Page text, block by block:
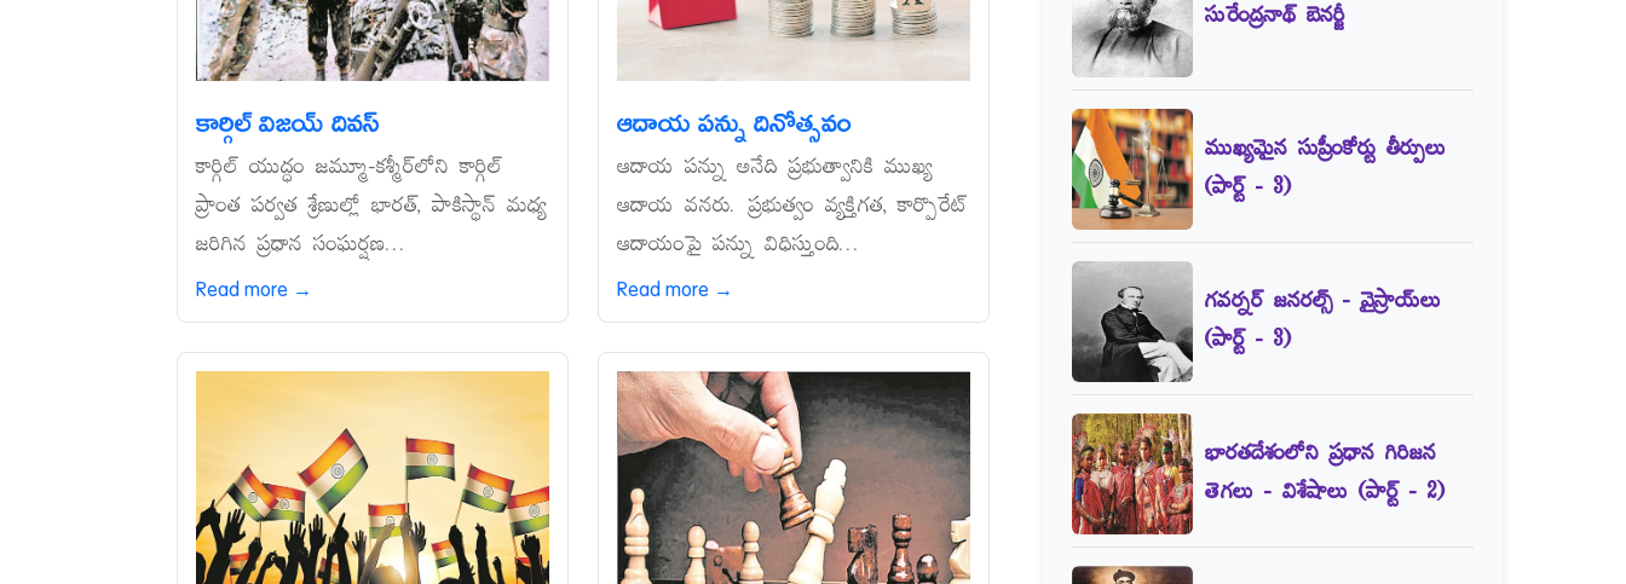
కార్గిల్‌ విజయ్‌ దివస్‌
కార్గిల్‌ యుద్ధం జమ్మూ-కశ్మీర్‌లోని కార్గిల్‌
ప్రాంత పర్వత శ్రేణుల్లో భారత్, పాకిస్థాన్‌ మధ్య
జరిగిన ప్రధాన సంఘర్షణ...
Read more →
ఆదాయ పన్ను దినోత్సవం
ఆదాయ పన్ను అనేది ప్రభుత్వానికి ముఖ్య
ఆదాయ వనరు. ప్రభుత్వం వ్యక్తిగత, కార్పొరేట్‌
ఆదాయంపై పన్ను విధిస్తుంది...
Read more →
సురేంద్రనాథ్‌ బెనర్జీ
ముఖ్యమైన సుప్రీంకోర్టు తీర్పులు
(పార్ట్‌ - 3)
గవర్నర్‌ జనరల్స్‌ - వైస్రాయ్‌లు
(పార్ట్‌ - 3)
భారతదేశంలోని ప్రధాన గిరిజన
తెగలు - విశేషాలు (పార్ట్‌ - 2)